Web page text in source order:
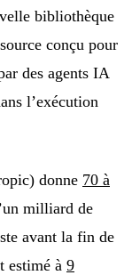
bibliothèque
conçu pour
des agents IA
l’exécution
donne 70 à
milliard de
avant la fin de
estimé à 9